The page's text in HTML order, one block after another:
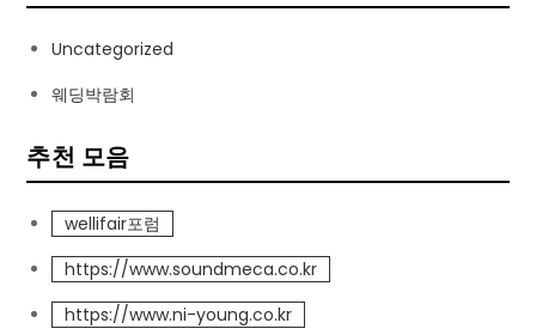
Uncategorized
웨딩박람회
추천 모음
wellifair포럼
https://www.soundmeca.co.kr
https://www.ni-young.co.kr